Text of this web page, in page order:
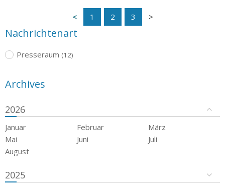
1 2 3
Nachrichtenart
Presseraum (12)
Archives
2026
Januar Februar
März
Mai
Juni
Juli
August
2025